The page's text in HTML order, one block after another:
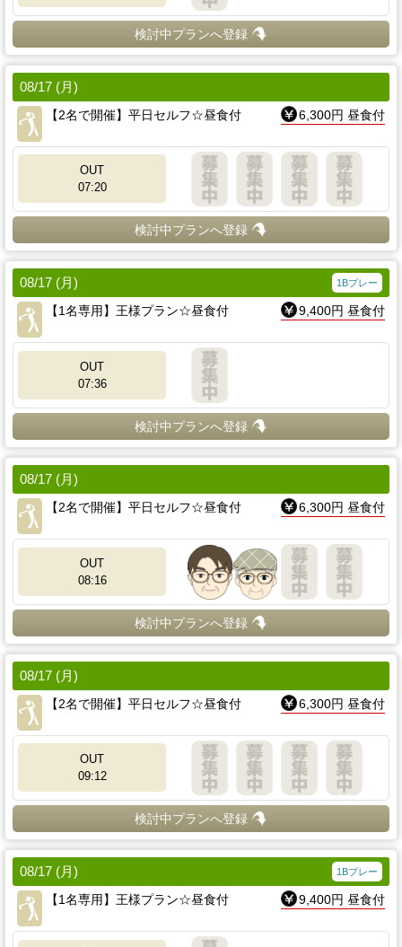
検討中プランへ登録
08/17 (月)
【2名で開催】平日セルフ☆昼食付
6,300円 昼食付
OUT
07:20
検討中プランへ登録
08/17 (月) 1Bプレー
【1名専用】王様プラン☆昼食付 9,400円 昼食付
OUT
07:36
検討中プランへ登録
08/17 (月)
【2名で開催】平日セルフ☆昼食付
6,300円 昼食付
OUT
08:16
検討中プランへ登録
08/17 (月)
【2名で開催】平日セルフ☆昼食付
6,300円 昼食付
OUT
09:12
検討中プランへ登録
08/17 (月) 1Bプレー
【1名専用】王様プラン☆昼食付 9,400円 昼食付